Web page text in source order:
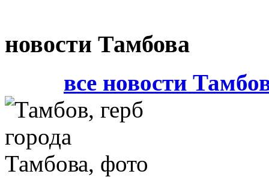
новости Тамбова
все новости